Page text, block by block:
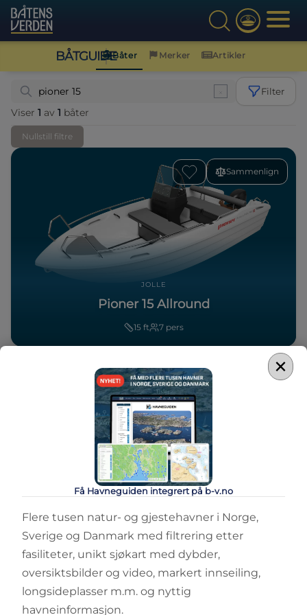
BÅTGUIDEBåter Merker Artikler
Filter
Viser 1 av 1 båter
Nullstill filtre
Sammenlign
JOLLE
Pioner 15 Allround
15 ft 7 pers
×
Få Havneguiden integrert på b-v.no
Flere tusen natur- og gjestehavner i Norge,
Sverige og Danmark med filtrering etter
fasiliteter, unikt sjøkart med dybder,
oversiktsbilder og video, markert innseiling,
longsideplasser m.m. og nyttig
havneinformasjon.